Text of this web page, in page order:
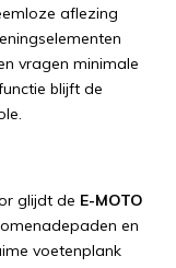
aflezing
vragen minimale
blijft de
glijdt de E-MOTO
en
voetenplank